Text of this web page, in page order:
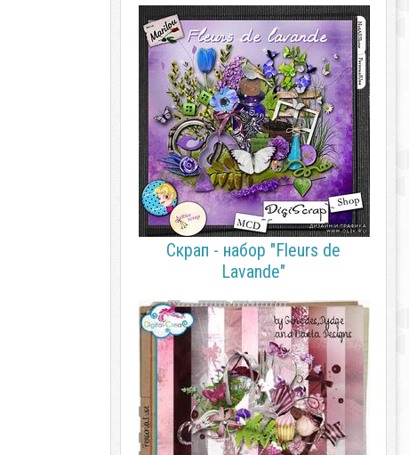
Скрап - набор "Fleurs de
Lavande"